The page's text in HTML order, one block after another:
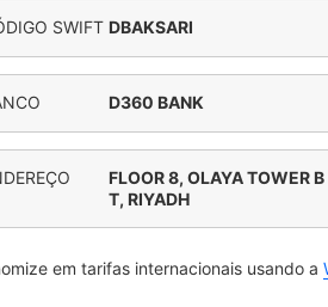
SWIFT DBAKSARI
D360 BANK
FLOOR 8, OLAYA TOWER
T, RIYADH
em tarifas internacionais usando a